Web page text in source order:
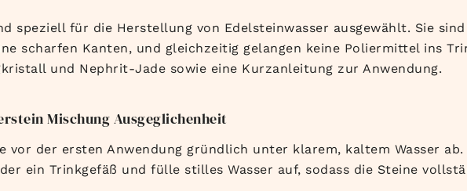
speziell für die Herstellung von Edelsteinwasser ausgewählt. Sie
scharfen Kanten, und gleichzeitig gelangen keine Poliermittel ins
und Nephrit-Jade sowie eine Kurzanleitung zur Anwendung.
Mischung Ausgeglichenheit
vor der ersten Anwendung gründlich unter klarem, kaltem Wasser
ein Trinkgefäß und fülle stilles Wasser auf, sodass die Steine